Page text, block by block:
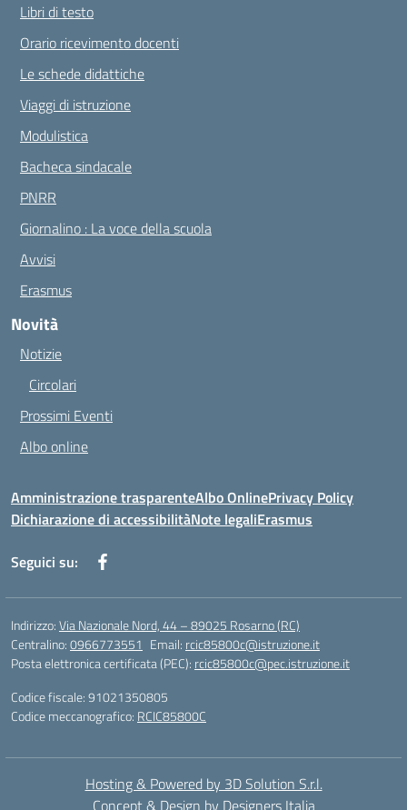
Libri di testo
Orario ricevimento docenti
Le schede didattiche
Viaggi di istruzione
Modulistica
Bacheca sindacale
PNRR
Giornalino : La voce della scuola
Avvisi
Erasmus
Novità
Notizie
Circolari
Prossimi Eventi
Albo online
Amministrazione trasparenteAlbo OnlinePrivacy Policy
Dichiarazione di accessibilitàNote legaliErasmus
Seguici su:
Indirizzo:Via Nazionale Nord, 44 – 89025 Rosarno (RC)
Centralino:0966773551 Email: rcic85800c@istruzione.it
Posta elettronica certificata (PEC): rcic85800c@pec.istruzione.it
Codice fiscale: 91021350805
Codice meccanografico: RCIC85800C
Hosting & Powered by 3D Solution S.r.l.